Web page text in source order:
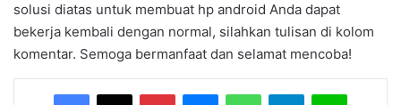
solusi diatas untuk membuat hp android Anda dapat
bekerja kembali dengan normal, silahkan tulisan di kolom
komentar. Semoga bermanfaat dan selamat mencoba!
Facebook
X PinterestMessengerWhatsAppTelegramLine